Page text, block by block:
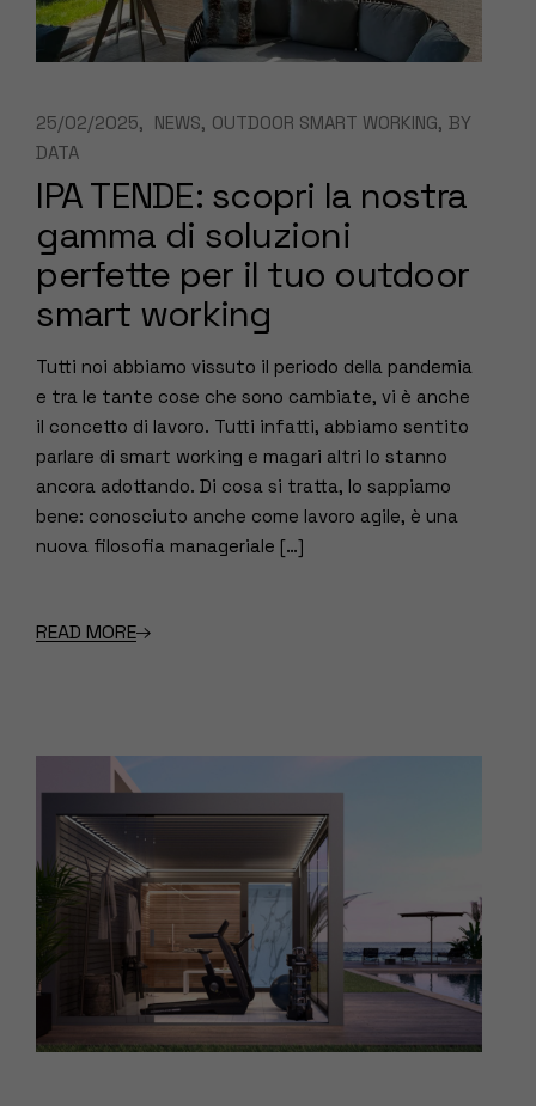
25/02/2025 NEWS OUTDOOR SMART WORKING BY
DATA
IPA TENDE: scopri la nostra
gamma di soluzioni
perfette per il tuo outdoor
smart working
Tutti noi abbiamo vissuto il periodo della pandemia
e tra le tante cose che sono cambiate, vi è anche
il concetto di lavoro. Tutti infatti, abbiamo sentito
parlare di smart working e magari altri lo stanno
ancora adottando. Di cosa si tratta, lo sappiamo
bene: conosciuto anche come lavoro agile, è una
nuova filosofia manageriale […]
READ MORE